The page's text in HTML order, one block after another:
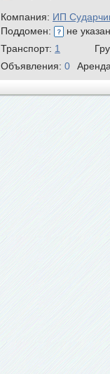
Компания: ИП
Поддомен:
не
Транспорт: 1
Объявления: 0